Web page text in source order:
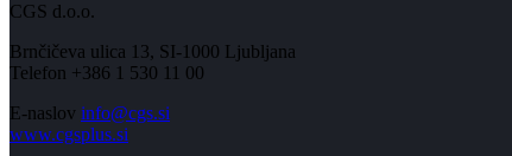
CGS d.o.o.
Brnčičeva ulica 13, SI-1000 Ljubljana
Telefon +386 1 530 11 00
E-naslov info@cgs.si
www.cgsplus.si